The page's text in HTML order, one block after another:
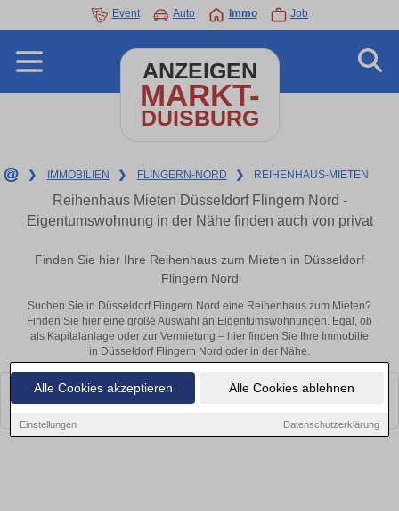
Alle Cookies akzeptieren Alle Cookies ablehnen
Einstellungen Datenschutzerklärung
Event Auto Immo Job
ANZEIGEN
MARKT-
DUISBURG
❯ IMMOBILIEN ❯ FLINGERN-NORD ❯ REIHENHAUS-MIETEN
Reihenhaus Mieten Düsseldorf Flingern Nord -
Eigentumswohnung in der Nähe finden auch von privat
Finden Sie hier Ihre Reihenhaus zum Mieten in Düsseldorf
Flingern Nord
Suchen Sie in Düsseldorf Flingern Nord eine Reihenhaus zum Mieten?
Finden Sie hier eine große Auswahl an Eigentumswohnungen. Egal, ob
als Kapitalanlage oder zur Vermietung – hier finden Sie Ihre Immobilie
in Düsseldorf Flingern Nord oder in der Nähe.
Leider konnten wir derzeit keine passenden Objekte finden. Schauen Sie
bald wieder vorbei!